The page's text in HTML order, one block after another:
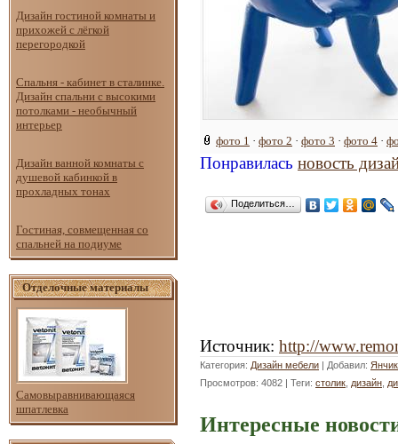
Дизайн гостиной комнаты и
прихожей с лёгкой
перегородкой
Спальня - кабинет в сталинке.
Дизайн спальни с высокими
потолками - необычный
интерьер
Дизайн ванной комнаты с
душевой кабинкой в
прохладных тонах
Гостиная, совмещенная со
спальней на подиуме
Отделочные материалы
Самовыравнивающаяся
шпатлевка
фото 1 · фото 2 · фото 3 · фото 4 ·
Понравилась новость
Поделиться…
Источник: http://
Категория: Дизайн мебели | Добавил: Янчик
Просмотров: 4082 | Теги: столик дизайн
Интересные